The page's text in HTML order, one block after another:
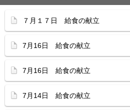
７月１７日 給食の献立
7月16日 給食の献立
7月16日 給食の献立
7月14日 給食の献立